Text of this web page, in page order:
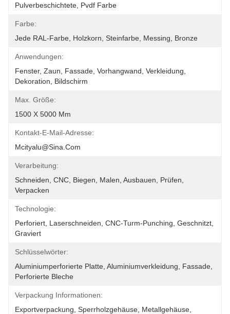
Pulverbeschichtete, Pvdf Farbe
Farbe:
Jede RAL-Farbe, Holzkorn, Steinfarbe, Messing, Bronze
Anwendungen:
Fenster, Zaun, Fassade, Vorhangwand, Verkleidung,
Dekoration, Bildschirm
Max. Größe:
1500 X 5000 Mm
Kontakt-E-Mail-Adresse:
Mcityalu@sina.com
Verarbeitung:
Schneiden, CNC, Biegen, Malen, Ausbauen, Prüfen,
Verpacken
Technologie:
Perforiert, Laserschneiden, CNC-Turm-Punching, Geschnitzt,
Graviert
Schlüsselwörter:
Aluminiumperforierte Platte, Aluminiumverkleidung, Fassade,
Perforierte Bleche
Verpackung Informationen:
Exportverpackung, Sperrholzgehäuse, Metallgehäuse,